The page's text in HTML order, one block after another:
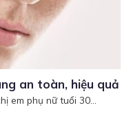
an toàn, hiệu quả
em phụ nữ tuổi 30...